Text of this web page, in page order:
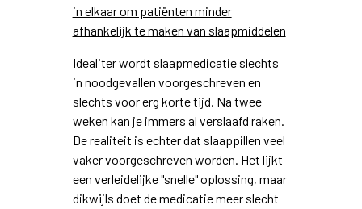
in elkaar om patiënten minder
afhankelijk te maken van slaapmiddelen
Idealiter wordt slaapmedicatie slechts
in noodgevallen voorgeschreven en
slechts voor erg korte tijd. Na twee
weken kan je immers al verslaafd raken.
De realiteit is echter dat slaappillen veel
vaker voorgeschreven worden. Het lijkt
een verleidelijke "snelle" oplossing, maar
dikwijls doet de medicatie meer slecht